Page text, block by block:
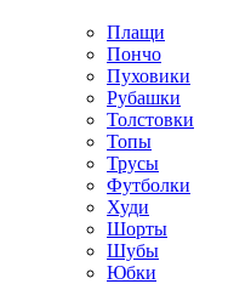
Плащи
Пончо
Пуховики
Рубашки
Толстовки
Топы
Трусы
Футболки
Худи
Шорты
Шубы
Юбки